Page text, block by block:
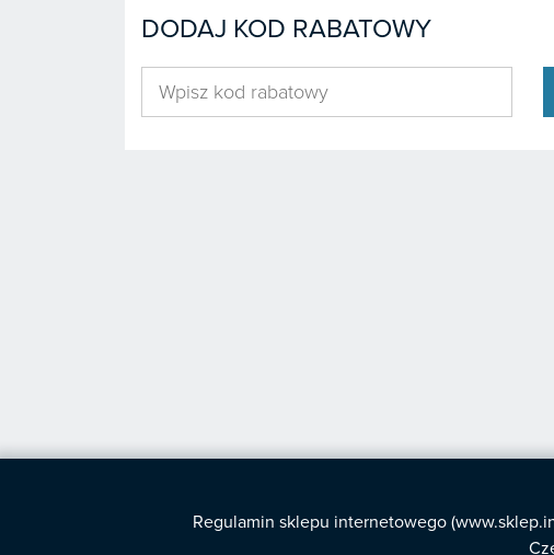
DODAJ KOD RABATOWY
Regulamin sklepu internetowego